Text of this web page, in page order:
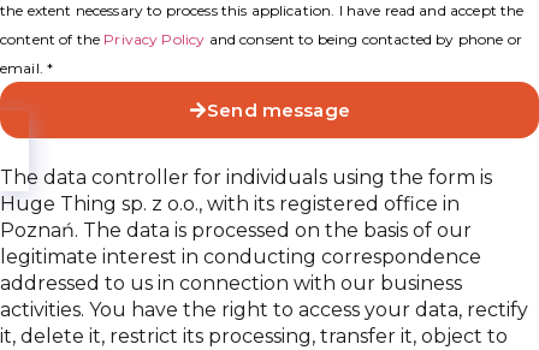
the extent necessary to process this application. I have read and accept the
content of the Privacy Policy and consent to being contacted by phone or
email. *
Send message
The data controller for individuals using the form is
Huge Thing sp. z o.o., with its registered office in
Poznań. The data is processed on the basis of our
legitimate interest in conducting correspondence
addressed to us in connection with our business
activities. You have the right to access your data, rectify
it, delete it, restrict its processing, transfer it, object to